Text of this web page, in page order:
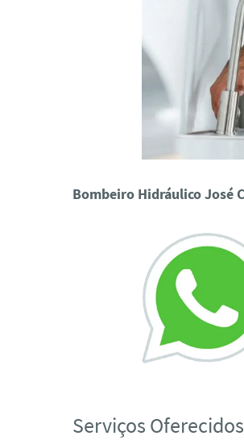
Bombeiro Hidráulico José
Serviços Oferecidos